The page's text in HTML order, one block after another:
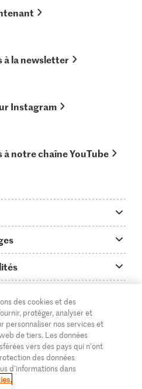
à la newsletter
Instagram
à notre chaîne YouTube
des cookies et des
protéger, analyser et
personnaliser nos services et
de tiers. Les données
vers des pays qui n'ont
des données
d'informations dans